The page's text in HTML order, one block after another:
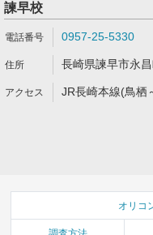
諫早校
0957-25-5330
長崎県諫早市永
JR長崎本線(鳥栖
オリコ